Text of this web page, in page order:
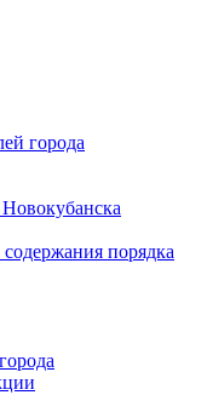
города
порядка